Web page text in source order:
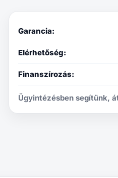
Garancia:
Elérhetőség:
Finanszírozás:
Ügyintézésben segítünk,